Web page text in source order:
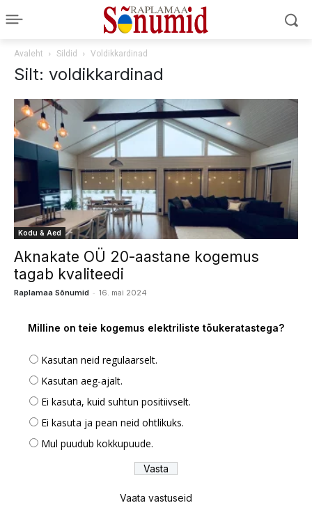
Avaleht Sildid Voldikkardinad
Silt: voldikkardinad
Kodu & Aed
Aknakate OÜ 20-aastane kogemus
tagab kvaliteedi
Raplamaa Sõnumid - 16. mai 2024
Milline on teie kogemus elektriliste tõukeratastega?
Kasutan neid regulaarselt.
Kasutan aeg-ajalt.
Ei kasuta, kuid suhtun positiivselt.
Ei kasuta ja pean neid ohtlikuks.
Mul puudub kokkupuude.
Vaata vastuseid